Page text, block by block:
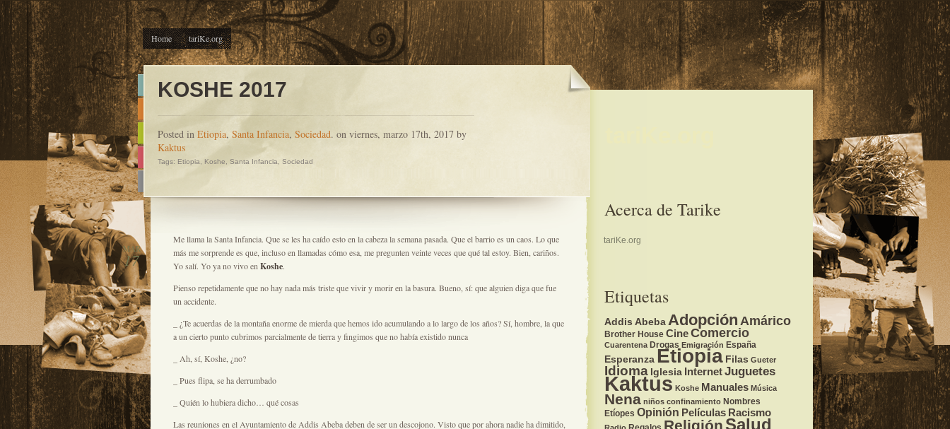
Home tariKe.org
KOSHE 2017
Posted in Etiopia, Santa Infancia, Sociedad. on viernes, marzo 17th, 2017 by
Kaktus
Tags: Etiopia Koshe Santa Infancia Sociedad
MAR
17
Me llama la Santa Infancia. Que se les ha caído esto en la cabeza la semana pasada. Que el barrio es un caos. Lo que
más me sorprende es que, incluso en llamadas cómo esa, me pregunten veinte veces que qué tal estoy. Bien, cariños.
Yo salí. Yo ya no vivo en Koshe.
Pienso repetidamente que no hay nada más triste que vivir y morir en la basura. Bueno, sí: que alguien diga que fue
un accidente.
_ ¿Te acuerdas de la montaña enorme de mierda que hemos ido acumulando a lo largo de los años? Sí, hombre, la que
a un cierto punto cubrimos parcialmente de tierra y fingimos que no había existido nunca
_ Ah, sí, Koshe, ¿no?
_ Pues flipa, se ha derrumbado
_ Quién lo hubiera dicho… qué cosas
Las reuniones en el Ayuntamiento de Addis Abeba deben de ser un descojono. Visto que por ahora nadie ha dimitido,
Acerca de Tarike
tariKe.org
Etiquetas
Addis Abeba Adopción Amárico
Brother House Cine Comercio
Cuarentena Drogas Emigración España
Esperanza Etiopia Filas Gueter
Idioma Iglesia Internet Juguetes
Kaktus Koshe Manuales Música
Nena niños confinamiento Nombres
Etíopes Opinión Películas Racismo
Religión Salud